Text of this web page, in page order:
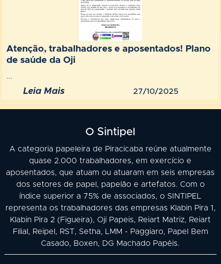
Atenção, trabalhadores e aposentados! Plano
de saúde da Oji
...
Leia Mais 27/10/2025
O Sintipel
A categoria papeleira de Piracicaba reúne atualmente
quase 2.000 trabalhadores, em exercício e
aposentados, que atuam ou atuaram em seis empresas
dos setores de papel, papelão e artefatos. Com o
índice superior a 75% de associados, o SINTIPEL
representa os trabalhadores das empresas Klabin Pira 1,
Klabin Pira 2 (Figueira), Oji Papeis, Reiart Matriz, Reiart
Filial, Reipel, RST, Setha, LMM - Paggiaro, Papel Bem
Casado, Boxen, DG Machado Papéis.